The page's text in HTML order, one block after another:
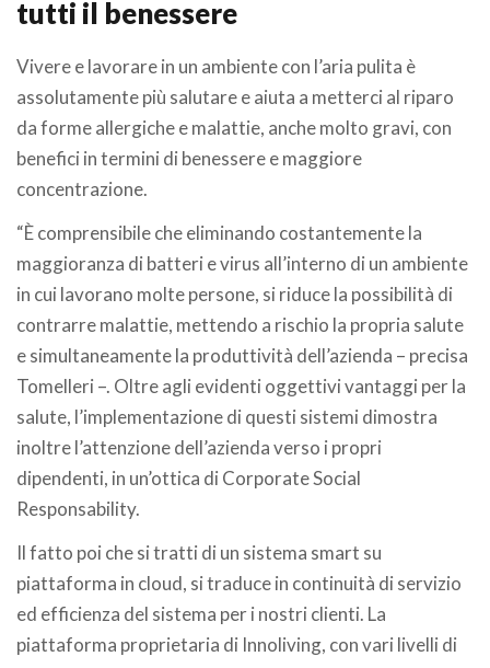
tutti il benessere
Vivere e lavorare in un ambiente con l’aria pulita è
assolutamente più salutare e aiuta a metterci al riparo
da forme allergiche e malattie, anche molto gravi, con
benefici in termini di benessere e maggiore
concentrazione.
“È comprensibile che eliminando costantemente la
maggioranza di batteri e virus all’interno di un ambiente
in cui lavorano molte persone, si riduce la possibilità di
contrarre malattie, mettendo a rischio la propria salute
e simultaneamente la produttività dell’azienda – precisa
Tomelleri –. Oltre agli evidenti oggettivi vantaggi per la
salute, l’implementazione di questi sistemi dimostra
inoltre l’attenzione dell’azienda verso i propri
dipendenti, in un’ottica di Corporate Social
Responsability.
Il fatto poi che si tratti di un sistema smart su
piattaforma in cloud, si traduce in continuità di servizio
ed efficienza del sistema per i nostri clienti. La
piattaforma proprietaria di Innoliving, con vari livelli di